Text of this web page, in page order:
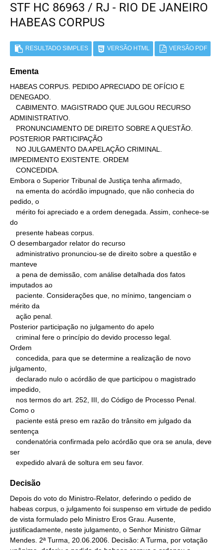
STF HC 86963 / RJ - RIO DE JANEIRO
HABEAS CORPUS
RESULTADO SIMPLES VERSÃO HTML VERSÃO PDF
Ementa
HABEAS CORPUS. PEDIDO APRECIADO DE OFÍCIO E
DENEGADO.
ADMINISTRATIVO.
POSTERIOR PARTICIPAÇÃO
IMPEDIMENTO EXISTENTE. ORDEM
Embora o Superior Tribunal de Justiça tenha afirmado,
pedido, o
do
O desembargador relator do recurso
manteve
imputados ao
mérito da
Posterior participação no julgamento do apelo
Ordem
julgamento,
impedido,
Como o
sentença
ser
   expedido alvará de soltura em seu favor.
Decisão
Depois do voto do Ministro-Relator, deferindo o pedido de
habeas corpus, o julgamento foi suspenso em virtude de pedido
de vista formulado pelo Ministro Eros Grau. Ausente,
justificadamente, neste julgamento, o Senhor Ministro Gilmar
Mendes. 2ª Turma, 20.06.2006. Decisão: A Turma, por votação